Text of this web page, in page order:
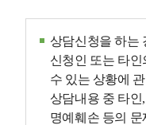
상담신청을 하는
신청인 또는 타
수 있는 상황에
상담내용 중 타인
명예훼손 등의